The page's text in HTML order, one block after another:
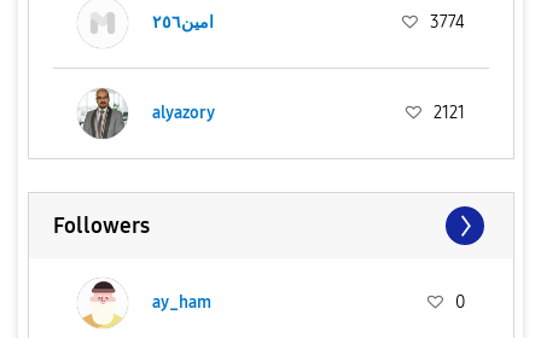
امين٢٥٦ 3774
alyazory 2121
Followers
ay_ham 0